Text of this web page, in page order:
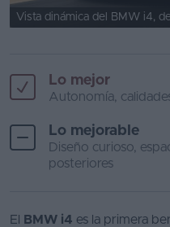
Lo mejor
Autonomía,
Lo mejorable
Diseño curioso,
posteriores
El BMW i4 es la primera